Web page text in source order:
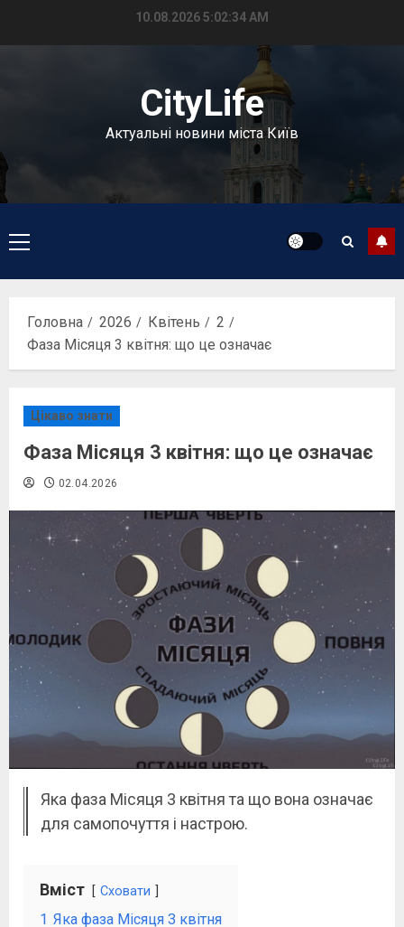
10.08.20265:02:34 AM
CityLife
Актуальні новини міста Київ
Головне
меню
Головна 2026 Квітень
2
Фаза Місяця 3 квітня: що це означає
Цікаво знати
Фаза Місяця 3 квітня: що це означає
02.04.2026
Яка фаза Місяця 3 квітня та що вона означає
для самопочуття і настрою.
Вміст Сховати
1 Яка фаза Місяця 3 квітня